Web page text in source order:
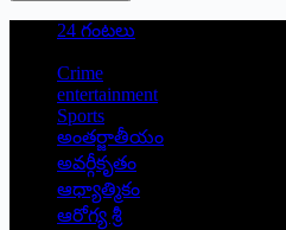
24 గంటలు
Crime
entertainment
Sports
అంతర్జాతీయం
అవర్గీకృతం
ఆధ్యాత్మికం
ఆరోగ్య శ్రీ